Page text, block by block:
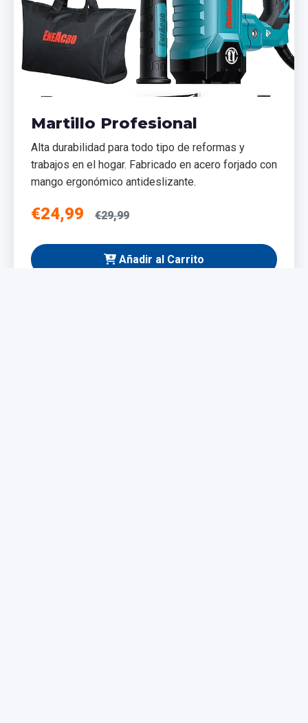
Martillo Profesional
Alta durabilidad para todo tipo de reformas y
trabajos en el hogar. Fabricado en acero forjado con
mango ergonómico antideslizante.
€24,99 €29,99
Añadir al Carrito